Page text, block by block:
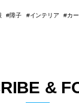
障子 インテリア カ
&